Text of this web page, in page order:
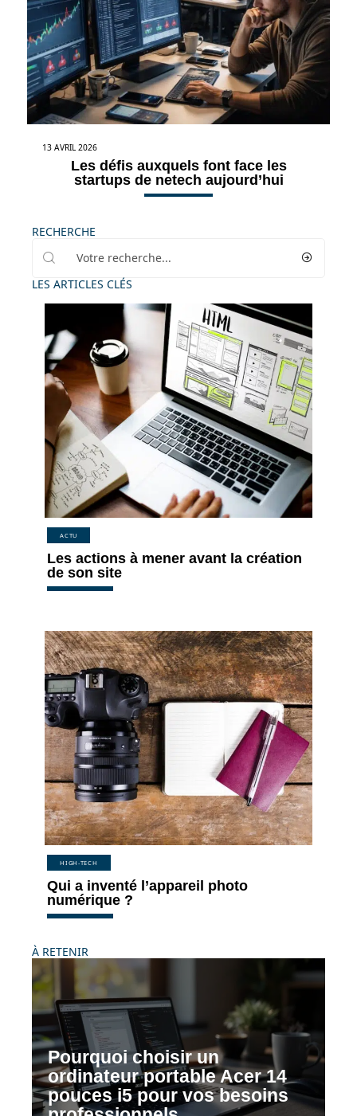
13 AVRIL 2026
Les défis auxquels font face les
startups de netech aujourd’hui
RECHERCHE
LES ARTICLES CLÉS
ACTU
Les actions à mener avant la création
de son site
HIGH-TECH
Qui a inventé l’appareil photo
numérique ?
À RETENIR
Pourquoi choisir un
ordinateur portable Acer 14
pouces i5 pour vos besoins